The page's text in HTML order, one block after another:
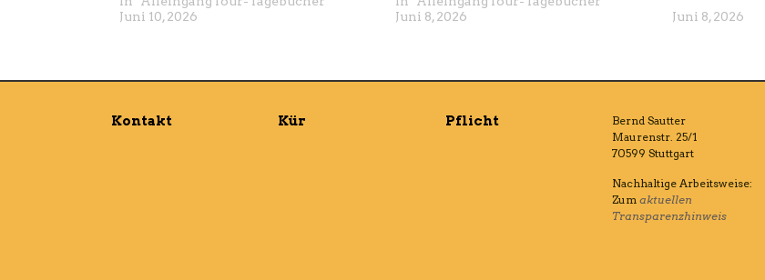
Juni 10, 2026
Juni 8, 2026
Juni 8, 2026
Kontakt Kür Pflicht
Bernd Sautter
Maurenstr. 25/1
70599 Stuttgart
Nachhaltige Arbeitsweise:
Zum aktuellen
Transparenzhinweis